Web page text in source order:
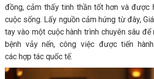
đồng, cảm thấy tinh thần tốt hơn và được
cuộc sống. Lấy nguồn cảm hứng từ đây,
tay vào một cuộc hành trình chuyên sâu
bệnh vảy nến, công việc được tiến
các hợp tác quốc tế.